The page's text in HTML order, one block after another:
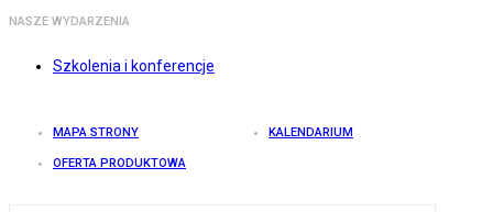
NASZE WYDARZENIA
Szkolenia i konferencje
MAPA STRONY KALENDARIUM
OFERTA PRODUKTOWA